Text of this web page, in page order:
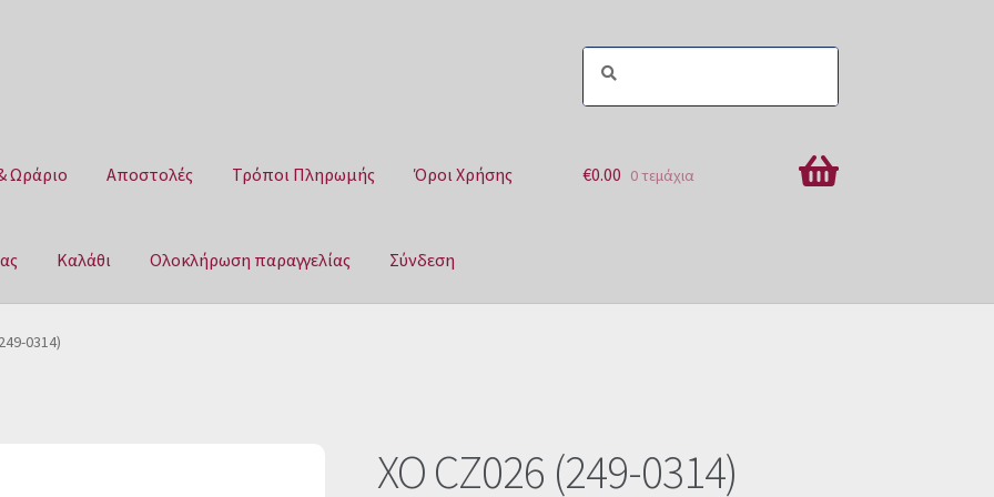
Ωράριο Αποστολές Τρόποι Πληρωμής Όροι Χρήσης
Καλάθι Ολοκλήρωση παραγγελίας Σύνδεση
Αποστολές
€0.00 0 τεμάχια
0314)
XO CZ026 (249-0314)